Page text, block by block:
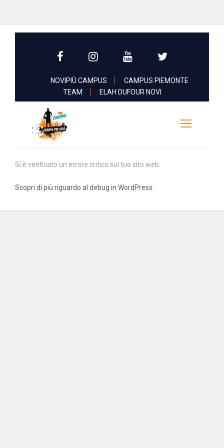
NOVIPIÙ CAMPUS
CAMPUS PIEMONTE
TEAM
ELAH DUFOUR NOVI
Si è verificato un errore critico sul tuo sito web.
Scopri di più riguardo al debug in WordPress.